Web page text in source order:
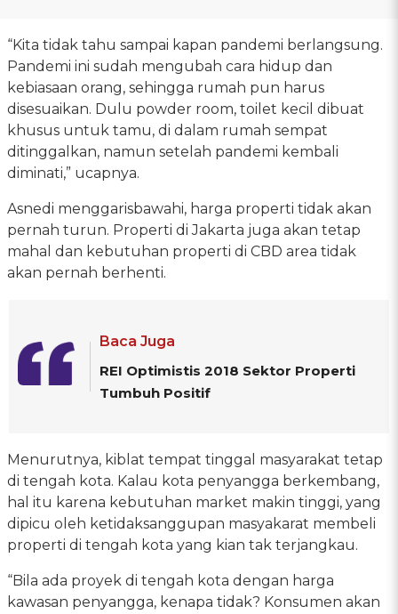
“Kita tidak tahu sampai kapan pandemi berlangsung.
Pandemi ini sudah mengubah cara hidup dan
kebiasaan orang, sehingga rumah pun harus
disesuaikan. Dulu powder room, toilet kecil dibuat
khusus untuk tamu, di dalam rumah sempat
ditinggalkan, namun setelah pandemi kembali
diminati,” ucapnya.
Asnedi menggarisbawahi, harga properti tidak akan
pernah turun. Properti di Jakarta juga akan tetap
mahal dan kebutuhan properti di CBD area tidak
akan pernah berhenti.
Baca Juga
REI Optimistis 2018 Sektor Properti
Tumbuh Positif
Menurutnya, kiblat tempat tinggal masyarakat tetap
di tengah kota. Kalau kota penyangga berkembang,
hal itu karena kebutuhan market makin tinggi, yang
dipicu oleh ketidaksanggupan masyakarat membeli
properti di tengah kota yang kian tak terjangkau.
“Bila ada proyek di tengah kota dengan harga
kawasan penyangga, kenapa tidak? Konsumen akan